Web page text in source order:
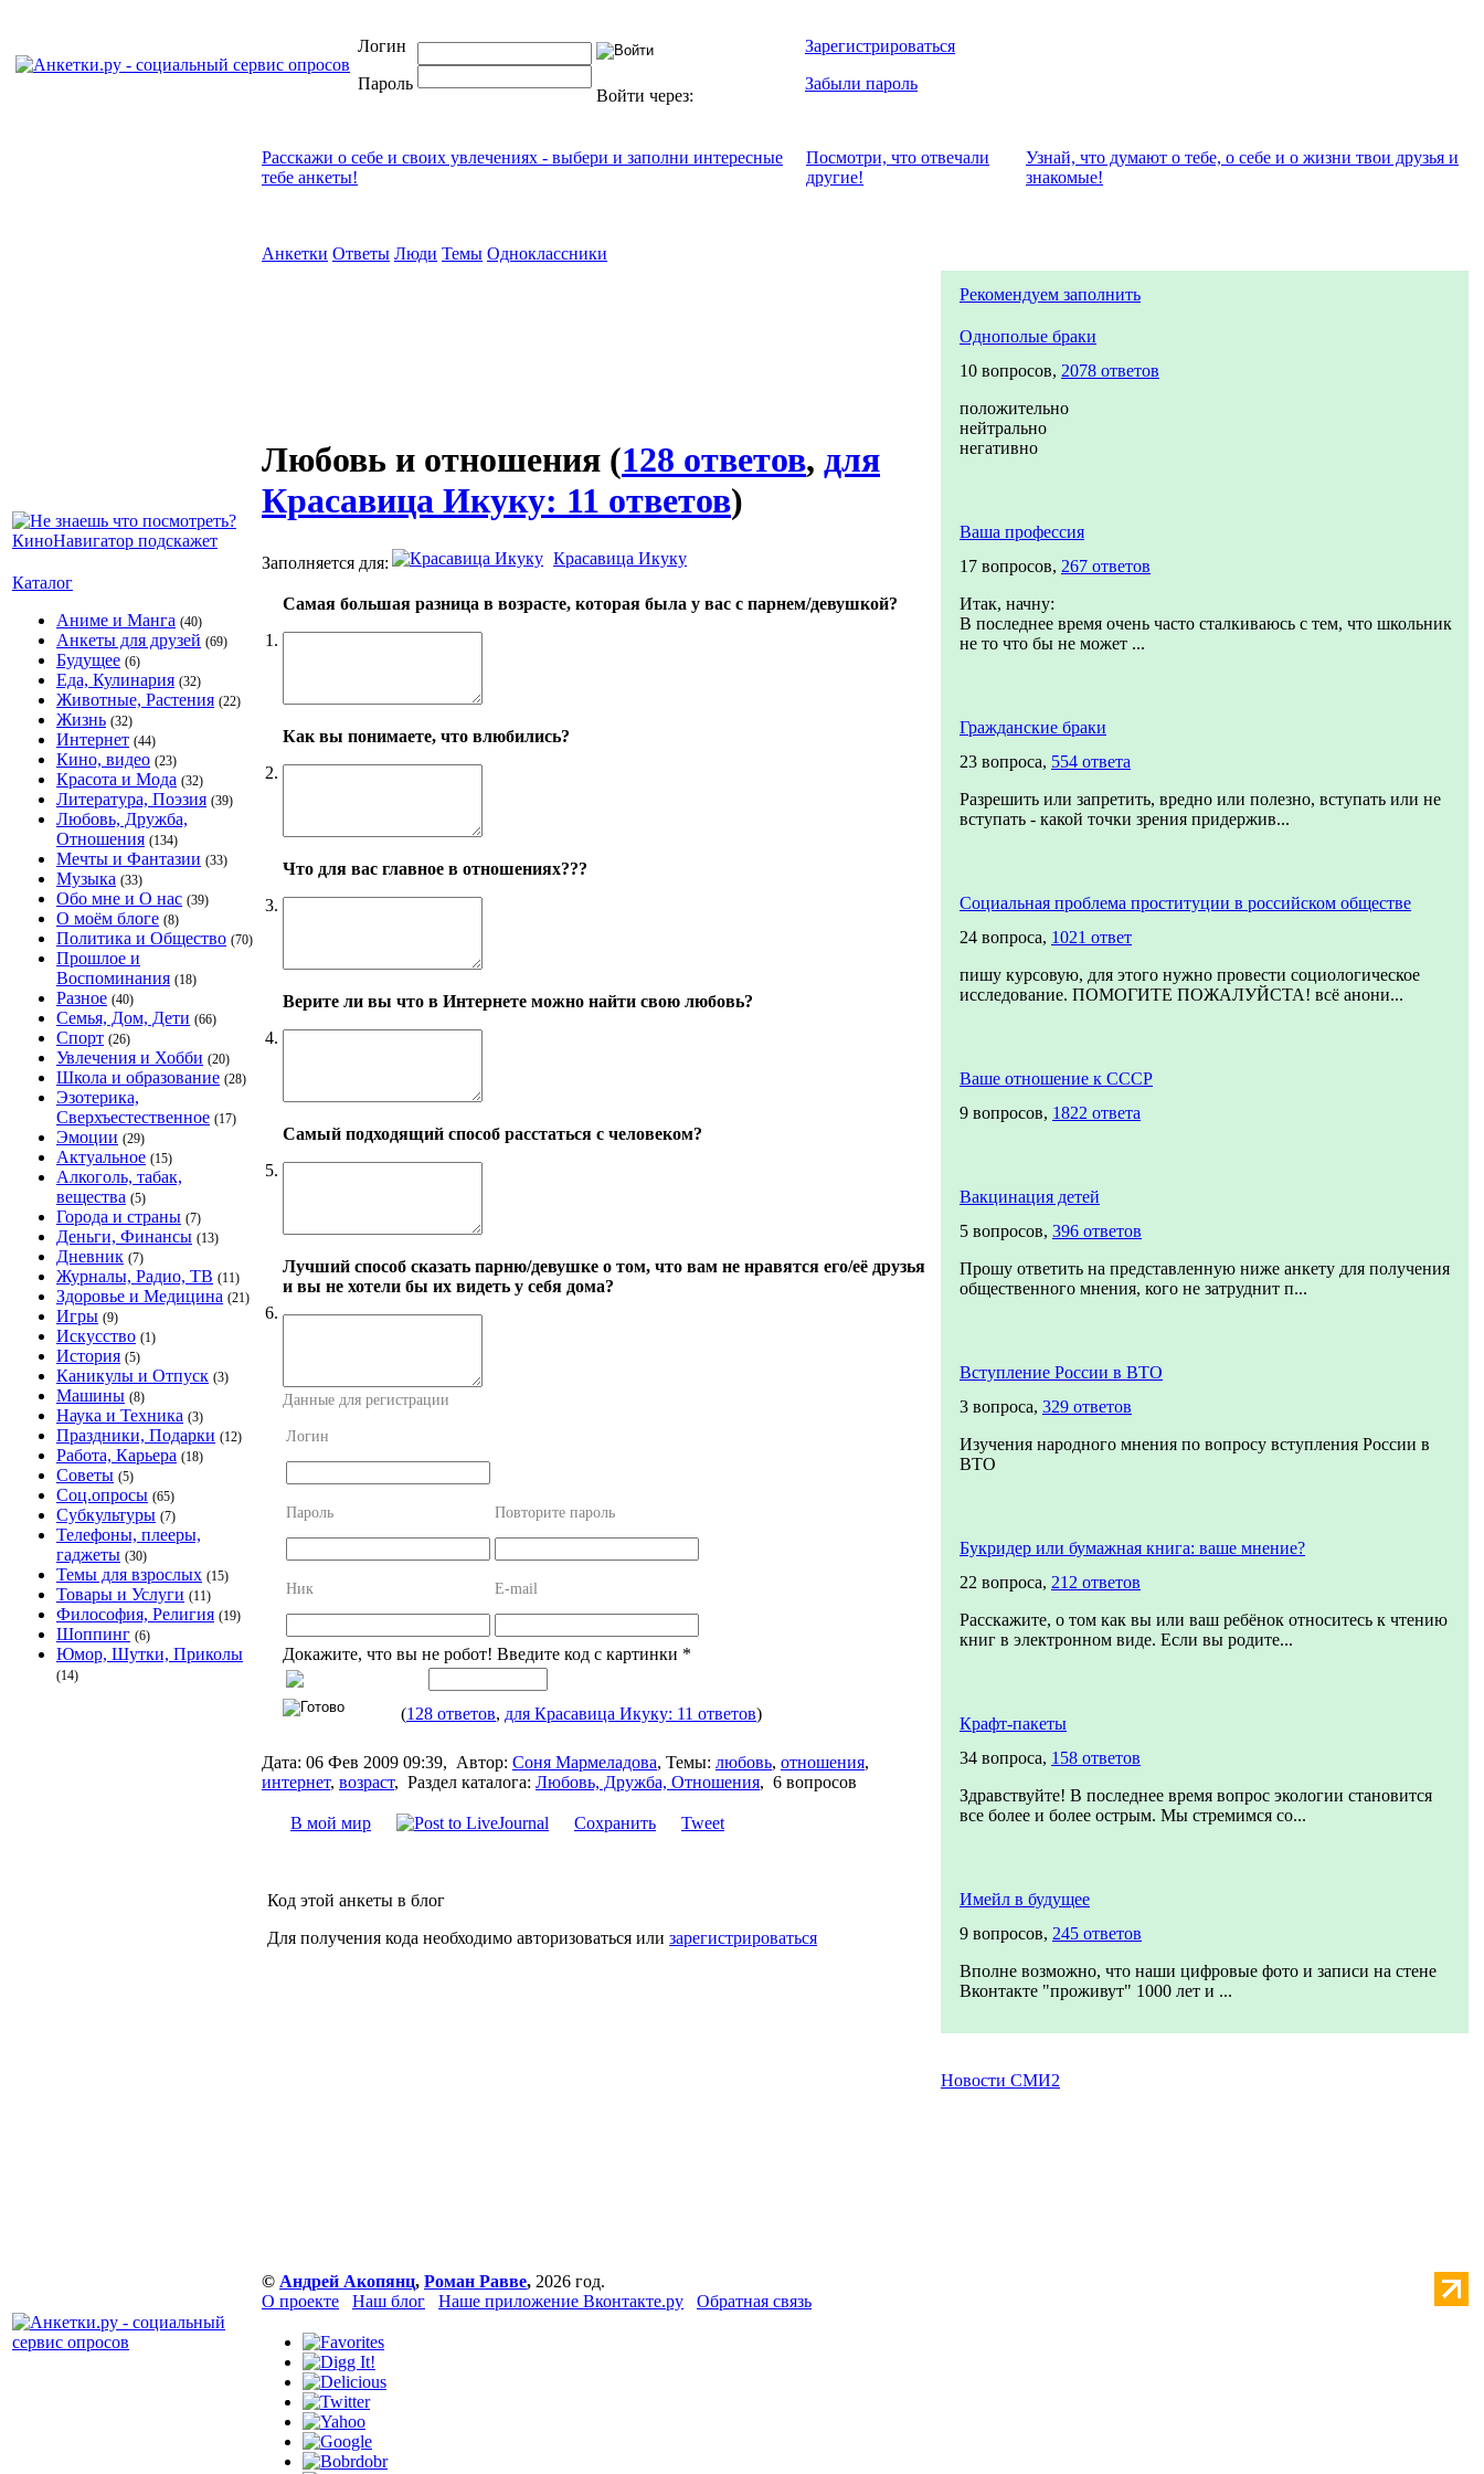
Логин
Пароль
Войти через:
Зарегистрироваться
Забыли пароль
Каталог
Аниме и Манга (40)
Анкеты для друзей (69)
Будущее (6)
Еда, Кулинария (32)
Животные, Растения (22)
Жизнь (32)
Интернет (44)
Кино, видео (23)
Красота и Мода (32)
Литература, Поэзия (39)
Любовь, Дружба,
Отношения (134)
Мечты и Фантазии (33)
Музыка (33)
Обо мне и О нас (39)
О моём блоге (8)
Политика и Общество (70)
Прошлое и
Воспоминания (18)
Разное (40)
Семья, Дом, Дети (66)
Спорт (26)
Увлечения и Хобби (20)
Школа и образование (28)
Эзотерика,
Сверхъестественное (17)
Эмоции (29)
Актуальное (15)
Алкоголь, табак,
вещества (5)
Города и страны (7)
Деньги, Финансы (13)
Дневник (7)
Журналы, Радио, ТВ (11)
Здоровье и Медицина (21)
Игры (9)
Искусство (1)
История (5)
Каникулы и Отпуск (3)
Машины (8)
Наука и Техника (3)
Праздники, Подарки (12)
Работа, Карьера (18)
Советы (5)
Соц.опросы (65)
Субкультуры (7)
Телефоны, плееры,
гаджеты (30)
Темы для взрослых (15)
Товары и Услуги (11)
Философия, Религия (19)
Шоппинг (6)
Юмор, Шутки, Приколы
(14)
Расскажи о себе и своих увлечениях - выбери и заполни интересные
тебе анкеты!
Посмотри, что отвeчали
другие!
Узнай, что думают о тебе, о себе и о жизни твои друзья и
знакомые!
Анкетки Ответы Люди Темы Одноклассники
Любовь и отношения (128 ответов, для
Красавица Икуку: 11 ответов)
Заполняется для: Красавица Икуку
1.
Самая большая разница в возрасте, которая была у вас с парнем/девушкой?
2.
Как вы понимаете, что влюбились?
3.
Что для вас главное в отношениях???
4.
Верите ли вы что в Интернете можно найти свою любовь?
5.
Самый подходящий способ расстаться с человеком?
6.
Лучший способ сказать парню/девушке о том, что вам не нравятся его/её друзья
и вы не хотели бы их видеть у себя дома?
Данные для регистрации
Логин
Пароль Повторите пароль
Ник E-mail
Докажите, что вы не робот! Введите код с картинки *
(128 ответов, для Красавица Икуку: 11 ответов)
Дата: 06 Фев 2009 09:39, Автор: Соня Мармеладова, Темы: любовь, отношения,
интернет, возраст, Раздел каталога: Любовь, Дружба, Отношения, 6 вопросов
В мой мир Сохранить Tweet
Код этой анкеты в блог
Для получения кода необходимо авторизоваться или зарегистрироваться
Рекомендуем заполнить
Однополые браки
10 вопросов, 2078 ответов
положительно
нейтрально
негативно
Ваша профессия
17 вопросов, 267 ответов
Итак, начну:
В последнее время очень часто сталкиваюсь с тем, что школьник
не то что бы не может ...
Гражданские браки
23 вопроса, 554 ответа
Разрешить или запретить, вредно или полезно, вступать или не
вступать - какой точки зрения придержив...
Социальная проблема проституции в российском обществе
24 вопроса, 1021 ответ
пишу курсовую, для этого нужно провести социологическое
исследование. ПОМОГИТЕ ПОЖАЛУЙСТА! всё анони...
Ваше отношение к СССР
9 вопросов, 1822 ответа
Вакцинация детей
5 вопросов, 396 ответов
Прошу ответить на представленную ниже анкету для получения
общественного мнения, кого не затруднит п...
Вступление России в ВТО
3 вопроса, 329 ответов
Изучения народного мнения по вопросу вступления России в
ВТО
Букридер или бумажная книга: ваше мнение?
22 вопроса, 212 ответов
Расскажите, о том как вы или ваш ребёнок относитесь к чтению
книг в электронном виде. Если вы родите...
Крафт-пакеты
34 вопроса, 158 ответов
Здравствуйте! В последнее время вопрос экологии становится
все более и более острым. Мы стремимся со...
Имейл в будущее
9 вопросов, 245 ответов
Вполне возможно, что наши цифровые фото и записи на стене
Вконтакте "проживут" 1000 лет и ...
Новости СМИ2
© Андрей Акопянц, Роман Равве, 2026 год.
О проекте
Наш блог Наше приложение Вконтакте.ру Обратная связь